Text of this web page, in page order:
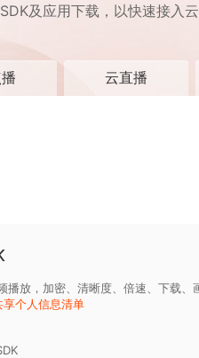
及应用下载，以快速接入
云直播
播放，加密、清晰度、倍速、下载
享个人信息清单